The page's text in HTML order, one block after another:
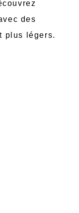
des
plus légers.